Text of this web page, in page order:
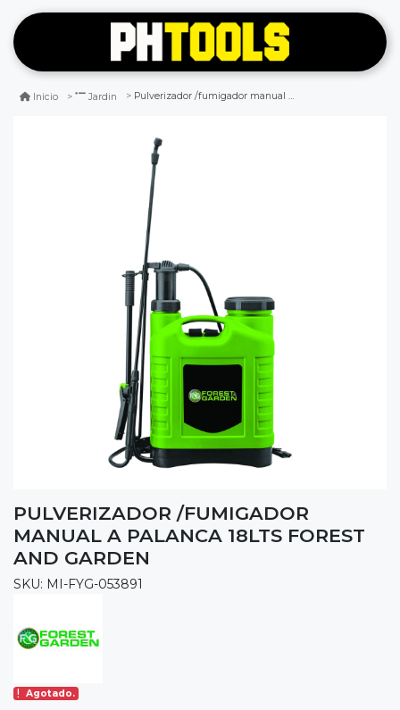
Inicio Jardin Pulverizador /fumigador manual a palanca 18lts forest and garden
PULVERIZADOR /FUMIGADOR
MANUAL A PALANCA 18LTS FOREST
AND GARDEN
SKU: MI-FYG-053891
Agotado.